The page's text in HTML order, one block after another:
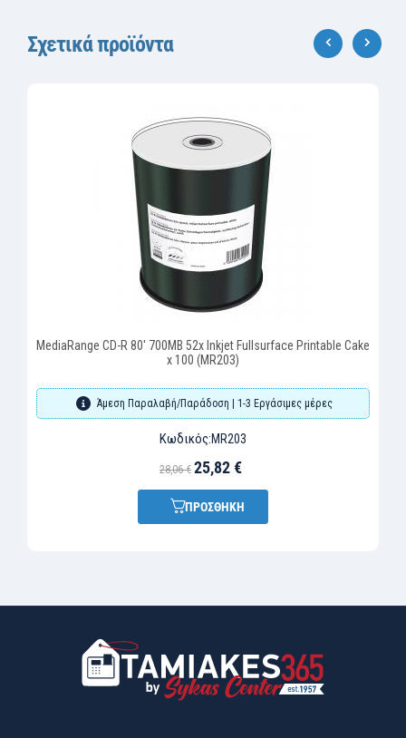
Σχετικά προϊόντα
MediaRange CD-R 80' 700MB 52x Inkjet Fullsurface Printable Cake
x 100 (MR203)
Άμεση Παραλαβή/Παράδοση | 1-3 Εργάσιμες μέρες
Κωδικός:MR203
28,06 € 25,82 €
ΠΡΟΣΘΗΚΗ